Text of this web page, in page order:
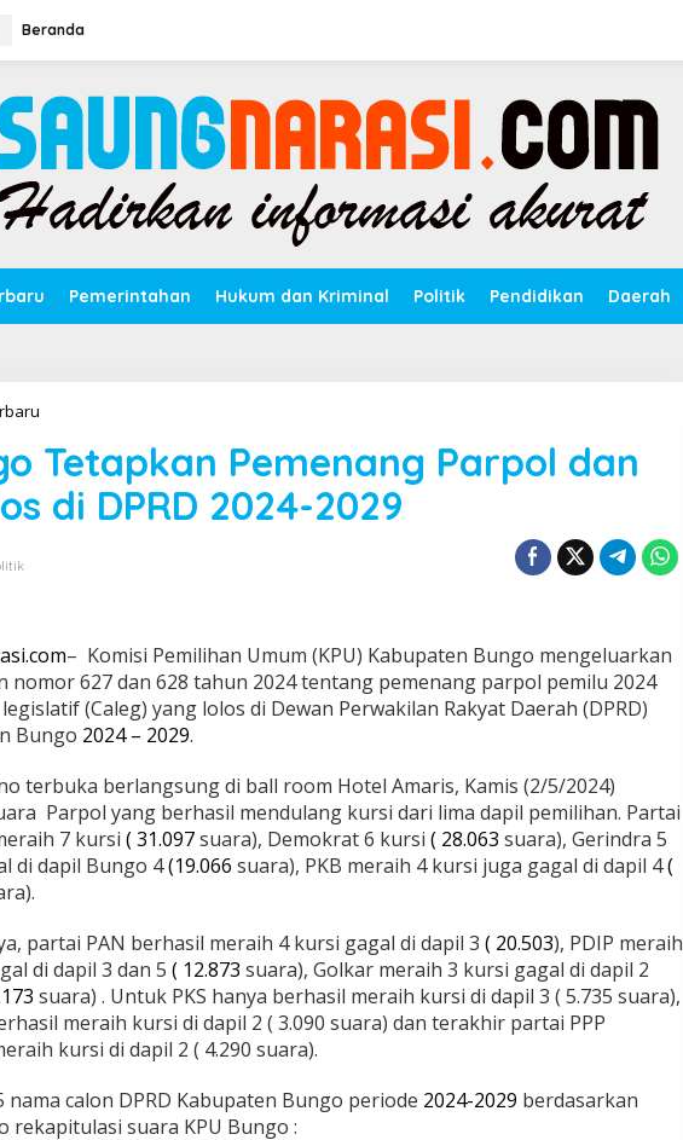
Beranda
Pemerintahan Hukum dan Kriminal Politik Pendidikan Daerah
Tetapkan
Pemenang
Parpol
dan
2029
Tetapkan Pemenang Parpol dan
di DPRD 2024-2029
– Komisi Pemilihan Umum (KPU) Kabupaten Bungo mengeluarkan
nomor 627 dan 628 tahun 2024 tentang pemenang parpol pemilu 2024
(Caleg) yang lolos di Dewan Perwakilan Rakyat Daerah (DPRD)
Bungo 2024 – 2029.
terbuka berlangsung di ball room Hotel Amaris, Kamis (2/5/2024)
Parpol yang berhasil mendulang kursi dari lima dapil pemilihan. Partai
7 kursi ( 31.097suara), Demokrat 6 kursi ( 28.063 suara), Gerindra 5
di dapil Bungo 4(19.066 suara), PKB meraih 4 kursi juga gagal di dapil 4(
partai PAN berhasil meraih 4 kursi gagal di dapil 3 ( 20.503), PDIP meraih
di dapil 3 dan 5 ( 12.873 suara), Golkar meraih 3 kursi gagal di dapil 2
suara) . Untuk PKS hanya berhasil meraih kursi di dapil 3 ( 5.735 suara),
meraih kursi di dapil 2 ( 3.090 suara) dan terakhir partai PPP
kursi di dapil 2 ( 4.290 suara).
nama calon DPRD Kabupaten Bungo periode 2024-2029 berdasarkan
rekapitulasi suara KPU Bungo :